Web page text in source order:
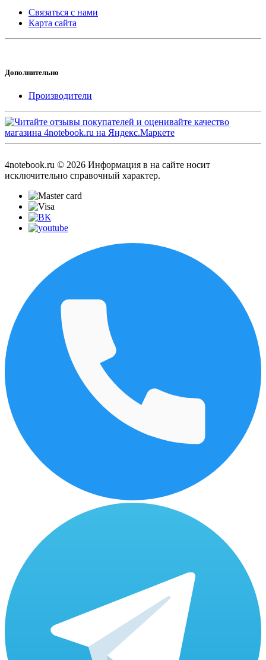
Связаться с нами
Карта сайта
Дополнительно
Производители
4notebook.ru © 2026 Информация в на сайте носит
исключительно справочный характер.